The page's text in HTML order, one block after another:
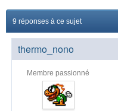
9 réponses à ce sujet
thermo_nono
Membre passionné